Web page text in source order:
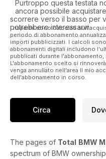
Purtroppo questa testata
ancora possibile
scorrere verso il basso per
potrebbero interessarvi.
I risparmi sono calcolati
periodo di abbonamento
importi pubblicizzati. I calcoli
abbonamenti digitali includono
pubblicati durante
L'abbonamento scelto si
venga annullato nell'area Il mio
dell'abbonamento in corso.
Circa
The pages of Total BMW
spectrum of BMW